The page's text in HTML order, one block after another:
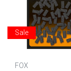
Sale
FOX